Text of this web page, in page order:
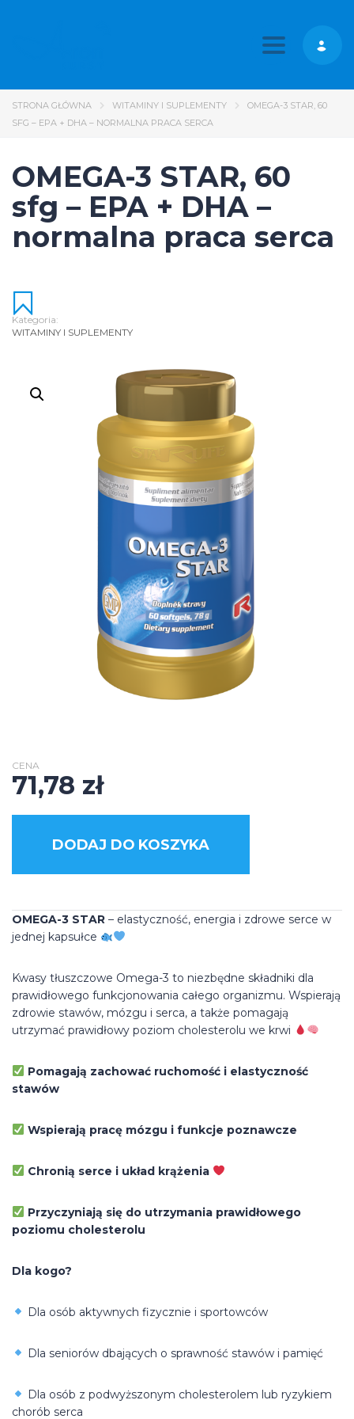
Toggle
STRONA GŁÓWNA WITAMINY I SUPLEMENTY
OMEGA-3 STAR, 60
SFG – EPA + DHA – NORMALNA PRACA SERCA
OMEGA-3 STAR, 60
sfg – EPA + DHA –
normalna praca serca
Kategoria:
WITAMINY I SUPLEMENTY
CENA
71,78 zł
DODAJ DO KOSZYKA
OMEGA-3 STAR – elastyczność, energia i zdrowe serce w
jednej kapsułce
Kwasy tłuszczowe Omega-3 to niezbędne składniki dla
prawidłowego funkcjonowania całego organizmu. Wspierają
zdrowie stawów, mózgu i serca, a także pomagają
utrzymać prawidłowy poziom cholesterolu we krwi
Pomagają zachować ruchomość i elastyczność
stawów
Wspierają pracę mózgu i funkcje poznawcze
Chronią serce i układ krążenia
Przyczyniają się do utrzymania prawidłowego
poziomu cholesterolu
Dla kogo?
Dla osób aktywnych fizycznie i sportowców
Dla seniorów dbających o sprawność stawów i pamięć
Dla osób z podwyższonym cholesterolem lub ryzykiem
chorób serca